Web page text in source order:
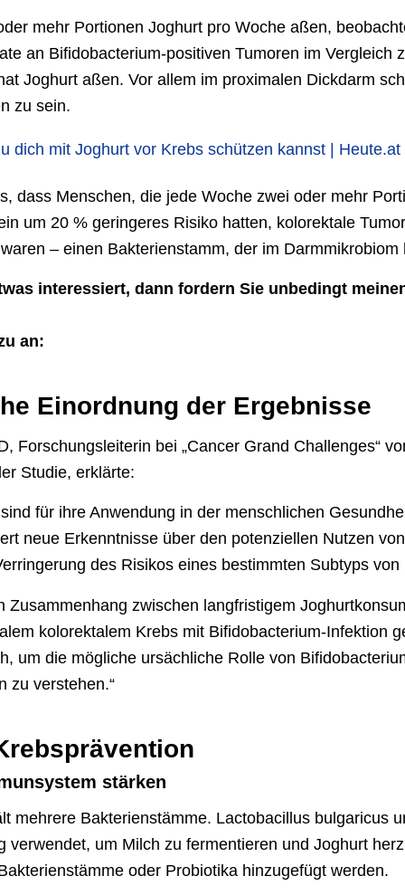
mehr Portionen Joghurt pro Woche aßen,
an Bifidobacterium-positiven Tumoren im Vergleich
Joghurt aßen. Vor allem im proximalen Dickdarm
zu sein.
dich mit Joghurt vor Krebs schützen kannst | Heute.at
dass Menschen, die jede Woche zwei oder mehr
um 20 % geringeres Risiko hatten, kolorektale
– einen Bakterienstamm, der im Darmmikrobiom
interessiert, dann fordern Sie unbedingt
an:
Einordnung der Ergebnisse
Forschungsleiterin bei „Cancer Grand Challenges“
Studie, erklärte:
für ihre Anwendung in der menschlichen
neue Erkenntnisse über den potenziellen Nutzen
des Risikos eines bestimmten Subtyps von
Zusammenhang zwischen langfristigem
kolorektalem Krebs mit Bifidobacterium-Infektion
um die mögliche ursächliche Rolle von
zu verstehen.“
stärken
mehrere Bakterienstämme. Lactobacillus bulgaricus
verwendet, um Milch zu fermentieren und Joghurt
oder Probiotika hinzugefügt werden.